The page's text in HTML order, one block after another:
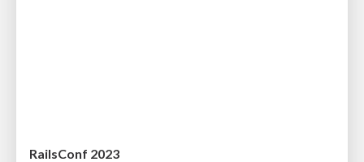
RailsConf 2023